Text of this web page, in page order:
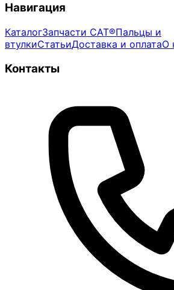
Навигация
КаталогЗапчасти CAT®Пальцы и
втулкиСтатьиДоставка и оплатаО
Контакты